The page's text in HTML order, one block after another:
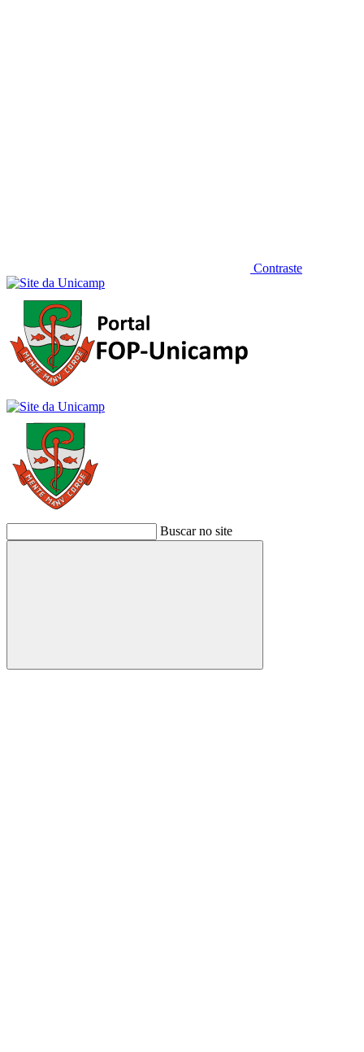
Contraste
Buscar no site
Buscar